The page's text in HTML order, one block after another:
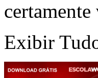
Exibir